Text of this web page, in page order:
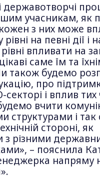
державотворчі
учасникам, як
з них може
на певні дії і
впливати на
саме їм та
також будемо
про
і вплив
вчити
структурами і
стороні, як
з різними
– пояснила
напряму